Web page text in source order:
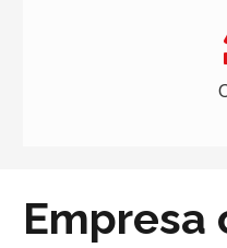
Empresa